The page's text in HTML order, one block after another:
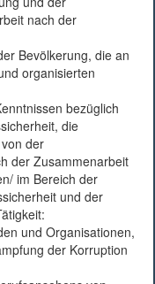
nach der
Bevölkerung, die an
organisierten
bezüglich
die
der
der Zusammenarbeit
im Bereich der
und der
und Organisationen,
der Korruption